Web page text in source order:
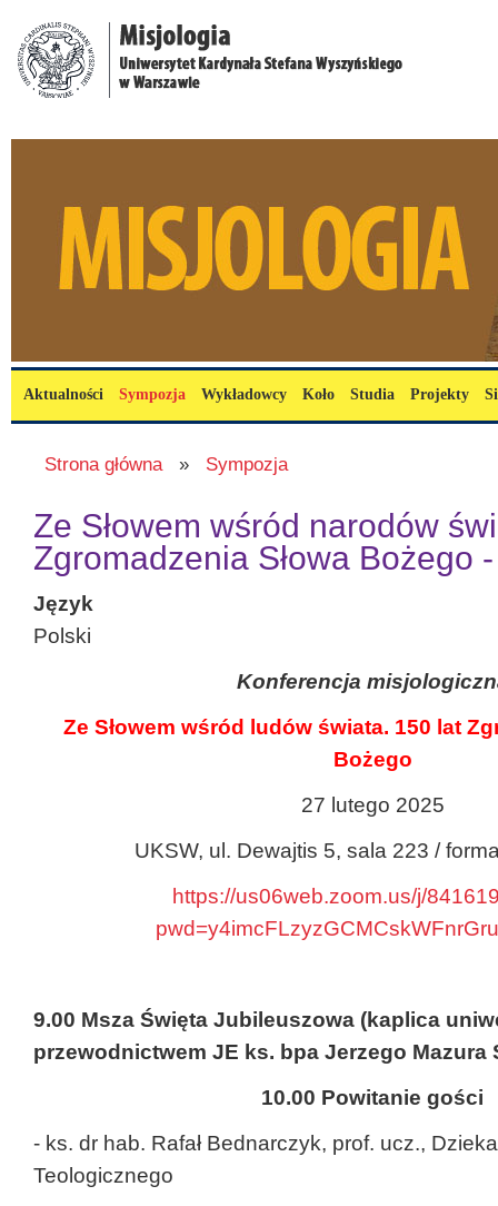
Menu główne
Aktualności Sympozja Wykładowcy Koło Studia Projekty
Jesteś tutaj
Strona główna » Sympozja
Ze Słowem wśród narodów
Zgromadzenia Słowa Bożego
Język
Polski
Konferencja
Ze Słowem wśród ludów świata. 150 lat
Bożego
27 lutego 2025
UKSW, ul. Dewajtis 5, sala 223 /
https://us06web.zoom.us/j/
9.00 Msza Święta Jubileuszowa (kaplica
przewodnictwem JE ks. bpa Jerzego Mazura
10.00 Powitanie gości
- ks. dr hab. Rafał Bednarczyk, prof. ucz.,
Teologicznego